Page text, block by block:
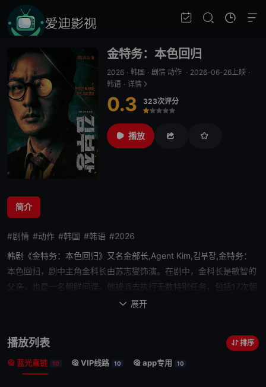
金特务：本色回归
2026 · 韩国 · 剧情 动作 · 2026-06-26上映 ·
韩语 · 详情
0.3 323次评分
很差
较差
还行推荐力荐
播放
简介
#剧情 #动作 #韩国 #韩语 #2026
韩剧《金特务：本色回归》又名金部长,Agent Kim,김부장,金特务：
本色回归，剧中主角金科长由苏志燮饰演。在剧中， 金科长是敏智的
父亲，也是一名朝鲜 间谍 。他被派去执行无数特别任务，包括17次朝
任务，以及一次针对朝鲜最高司令官的暗
一家小型储蓄银行有一份稳定的工作，过着平凡的生活。
 展开
播放列表 排序
蓝光直链 10 VIP线路 10 app专用 10